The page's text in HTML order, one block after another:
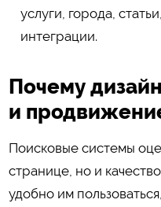
услуги, города,
интеграции.
Почему
и
Поисковые системы
странице, но и
удобно им